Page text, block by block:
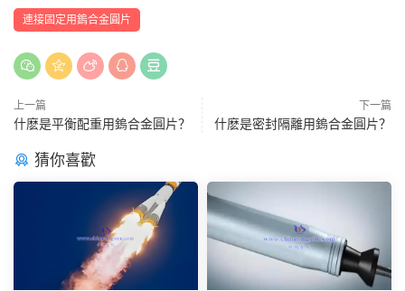
連接固定用鎢合金圓片
上一篇
什麽是平衡配重用鎢合金圓片？
下一篇
什麽是密封隔離用鎢合金圓片？
猜你喜歡